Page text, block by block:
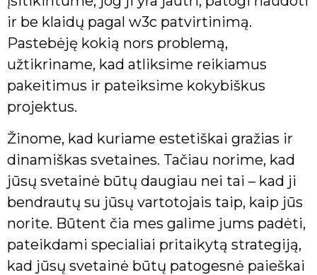
ir be klaidų pagal w3c patvirtinimą.
Pastebėję kokią nors problemą,
užtikriname, kad atliksime reikiamus
pakeitimus ir pateiksime kokybiškus
projektus.
Žinome, kad kuriame estetiškai gražias ir
dinamiškas svetaines. Tačiau norime, kad
jūsų svetainė būtų daugiau nei tai – kad ji
bendrautų su jūsų vartotojais taip, kaip jūs
norite. Būtent čia mes galime jums padėti,
pateikdami specialiai pritaikytą strategiją,
kad jūsų svetainė būtų patogesnė paieškai